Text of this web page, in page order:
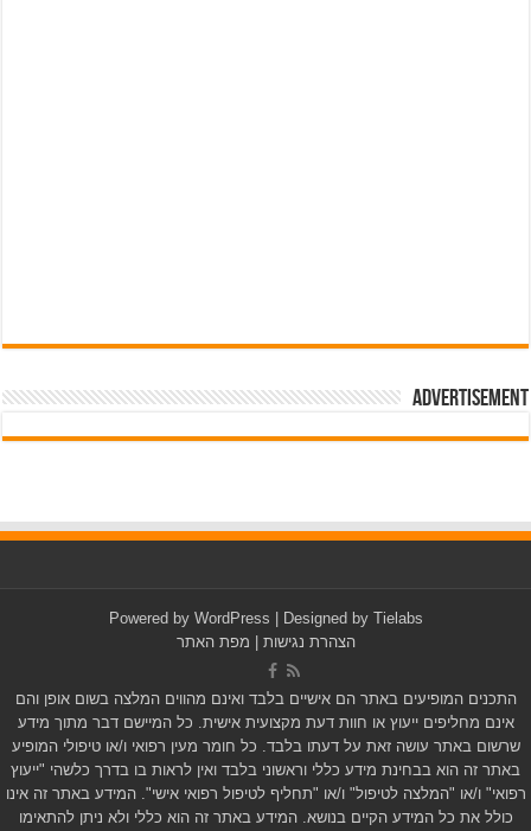
Advertisement
Powered by WordPress | Designed by Tielabs
הצהרת נגישות
מפת האתר
התכנים המופיעים באתר הם אישיים בלבד ואינם מהווים המלצה בשום אופן והם
אינם מחליפים ייעוץ או חוות דעת מקצועית אישית. כל המיישם דבר מתוך מידע
שרשום באתר עושה זאת על דעתו בלבד. כל חומר מעין רפואי ו/או טיפולי המופיע
באתר זה הוא בבחינת מידע כללי וראשוני בלבד ואין לראות בו בדרך כלשהי "ייעוץ
רפואי" ו/או "המלצה לטיפול" ו/או "תחליף לטיפול רפואי אישי". המידע באתר זה אינו
כולל את כל המידע הקיים בנושא. המידע באתר זה הוא כללי ולא ניתן להתאימו